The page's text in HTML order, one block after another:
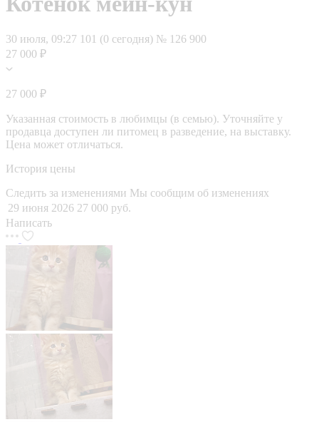
30 июля, 09:27 101 (0 сегодня) № 126 900
27 000 ₽
27 000 ₽
Указанная стоимость в любимцы (в семью). Уточняйте у
продавца доступен ли питомец в разведение, на выставку.
Цена может отличаться.
История цены
Следить за изменениями Мы сообщим об изменениях
29 июня 2026 27 000 руб.
Написать